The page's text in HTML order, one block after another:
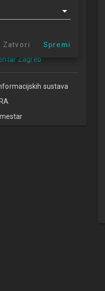
Sisak (ITDP 1.3)
Zabok
Zagreb
sustava
RA
Zatvori Spremi